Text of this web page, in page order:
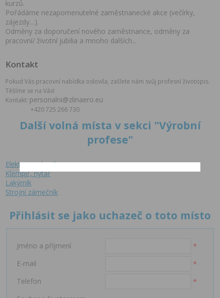
kurzů.
Pořádáme nezapomenutelné zaměstnanecké akce (večírky,
zájezdy…).
Odměny za doporučení nového zaměstnance, odměny za
pracovní/ životní jubilia a mnoho dalších...
Kontakt
Pokud Vás pracovní nabídka oslovila, zašlete nám svůj profesní životopis.
Těšíme se na Vás!
Kontakt: personalni@zlinaero.eu
+420 725 266 730
Další volná místa v sekci "Výrobní
profese"
Elektromechanik
Klempíř, nýtař
Lakýrník
Strojní zámečník
Přihlásit se jako uchazeč o toto místo
Jméno a příjmení
*
E-mail
*
Telefon
*